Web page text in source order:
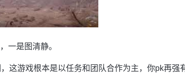
一是图清静。
这游戏根本是以任务和团队合作为主，你pk再强